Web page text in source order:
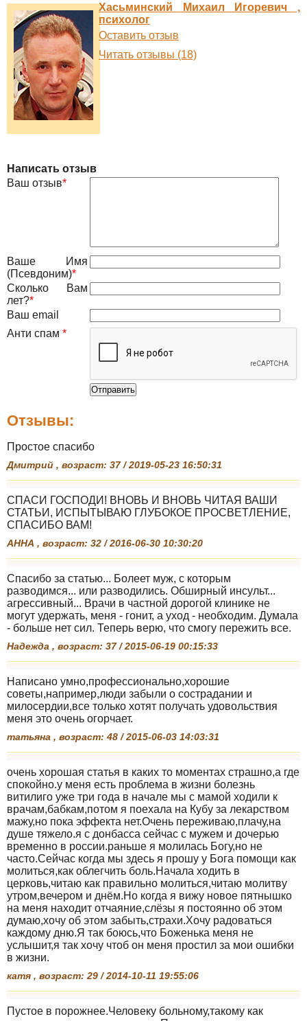
Хасьминский Михаил Игоревич ,
психолог
Оставить отзыв
Читать отзывы (18)
Написать отзыв
Ваш отзыв*
Ваше Имя
(Псевдоним)*
Сколько Вам
лет?*
Ваш email
Анти спам *
Отзывы:
Простое спасибо
Дмитрий , возраст: 37 / 2019-05-23 16:50:31
СПАСИ ГОСПОДИ! ВНОВЬ И ВНОВЬ ЧИТАЯ ВАШИ
СТАТЬИ, ИСПЫТЫВАЮ ГЛУБОКОЕ ПРОСВЕТЛЕНИЕ,
СПАСИБО ВАМ!
АННА , возраст: 32 / 2016-06-30 10:30:20
Спасибо за статью... Болеет муж, с которым
разводимся... или разводились. Обширный инсульт...
агрессивный... Врачи в частной дорогой клинике не
могут удержать, меня - гонит, а уход - необходим. Думала
- больше нет сил. Теперь верю, что смогу пережить все.
Надежда , возраст: 37 / 2015-06-19 00:15:33
Написано умно,профессионально,хорошие
советы,например,люди забыли о сострадании и
милосердии,все только хотят получать удовольствия
меня это очень огорчает.
татьяна , возраст: 48 / 2015-06-03 14:03:31
очень хорошая статья в каких то моментах страшно,а где
спокойно.у меня есть проблема в жизни болезнь
витилиго уже три года в начале мы с мамой ходили к
врачам,бабкам,потом я поехала на Кубу за лекарством
мажу,но пока эффекта нет.Очень переживаю,плачу,на
душе тяжело.я с донбасса сейчас с мужем и дочерью
временно в россии.раньше я молилась Богу,но не
часто.Сейчас когда мы здесь я прошу у Бога помощи как
молиться,как облегчить боль.Начала ходить в
церковь,читаю как правильно молиться,читаю молитву
утром,вечером и днём.Но когда я вижу новое пятнышко
на меня находит отчаяние,слёзы я постоянно об этом
думаю,хочу об этом забыть,страхи.Хочу радоваться
каждому дню.Я так боюсь,что Боженька меня не
услышит,я так хочу чтоб он меня простил за мои ошибки
в жизни.
катя , возраст: 29 / 2014-10-11 19:55:06
Пустое в порожнее.Человеку больному,такому как